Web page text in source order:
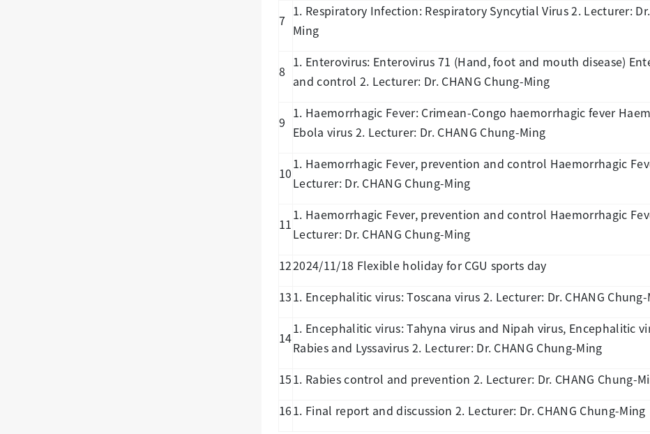
7
1. Respiratory Infection: Respiratory Syncytial Virus 2. Lecturer:
Ming
8
1. Enterovirus: Enterovirus 71 (Hand, foot and mouth disease)
and control 2. Lecturer: Dr. CHANG Chung-Ming
9
1. Haemorrhagic Fever: Crimean-Congo haemorrhagic fever
Ebola virus 2. Lecturer: Dr. CHANG Chung-Ming
10
1. Haemorrhagic Fever, prevention and control Haemorrhagic
Lecturer: Dr. CHANG Chung-Ming
11
1. Haemorrhagic Fever, prevention and control Haemorrhagic
Lecturer: Dr. CHANG Chung-Ming
122024/11/18 Flexible holiday for CGU sports day
131. Encephalitic virus: Toscana virus 2. Lecturer: Dr. CHANG
14
1. Encephalitic virus: Tahyna virus and Nipah virus, Encephalitic
Rabies and Lyssavirus 2. Lecturer: Dr. CHANG Chung-Ming
151. Rabies control and prevention 2. Lecturer: Dr. CHANG Chung-
161. Final report and discussion 2. Lecturer: Dr. CHANG Chung-Ming